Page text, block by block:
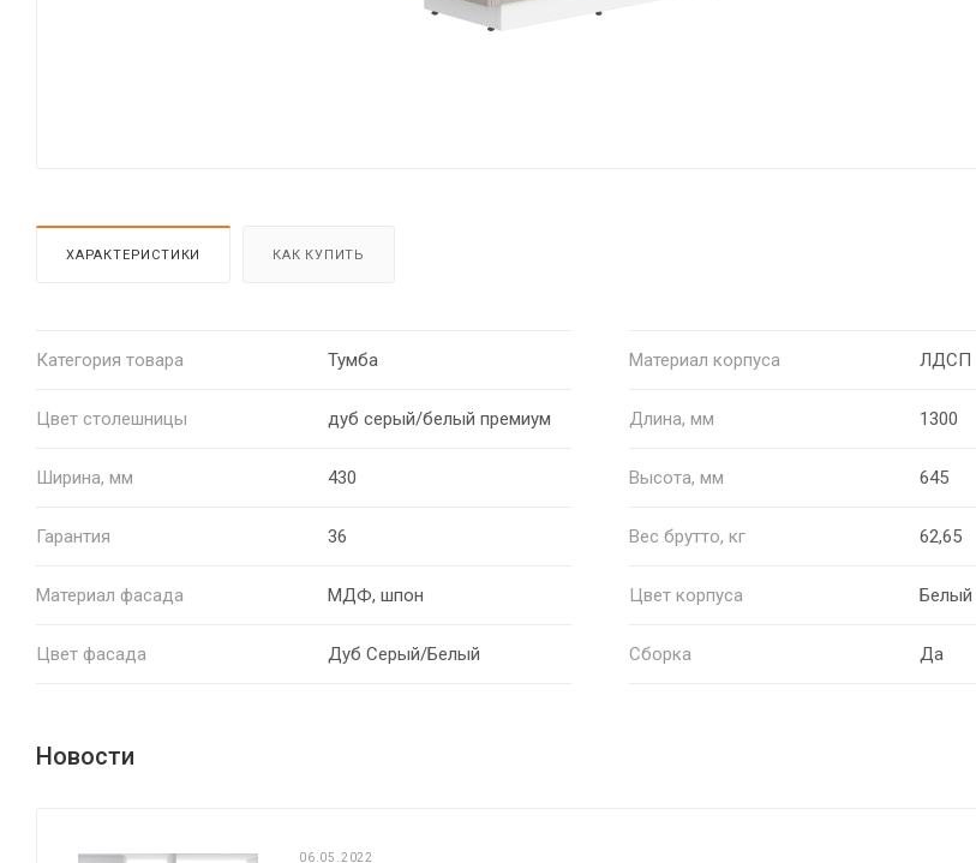
ХАРАКТЕРИСТИКИ КАК КУПИТЬ
Категория товара Тумба Материал корпуса ЛДСП
Цвет столешницы дуб серый/белый премиум Длина, мм 1300
Ширина, мм 430 Высота, мм 645
Гарантия 36 Вес брутто, кг 62,65
Материал фасада МДФ, шпон Цвет корпуса Белый
Цвет фасада Дуб Серый/Белый Сборка Да
Новости
06.05.2022